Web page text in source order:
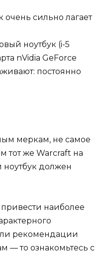
ноутбук (i-5
nVidia GeForce
постоянно
меркам, не самое
тот же Warcraft на
ноутбук должен
привести наиболее
рекомендации
— то ознакомьтесь с